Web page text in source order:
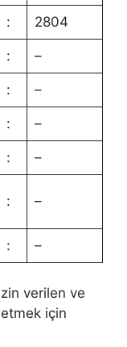
: 2804
: –
: –
: –
: –
: –
: –
verilen ve
için